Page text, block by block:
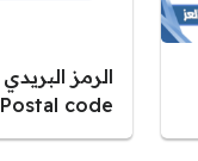
Postal code